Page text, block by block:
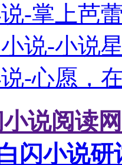
-掌上芭
说-小说
-心愿，
说阅读网
闪小说研